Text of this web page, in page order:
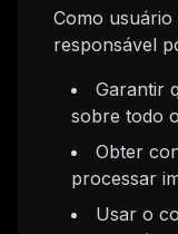
Como
responsável
Garantir
sobre todo
Obter
processar
Usar o